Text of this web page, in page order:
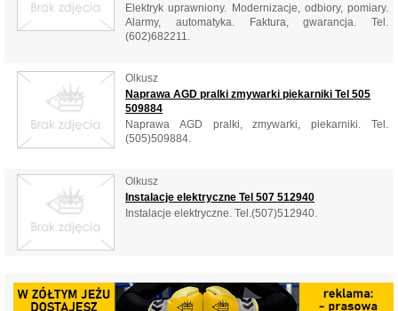
Elektryk uprawniony. Modernizacje, odbiory, pomiary.
Alarmy, automatyka. Faktura, gwarancja. Tel.
(602)682211.
Olkusz
Naprawa AGD pralki zmywarki piekarniki Tel 505
509884
Naprawa AGD pralki, zmywarki, piekarniki. Tel.
(505)509884.
Olkusz
Instalacje elektryczne Tel 507 512940
Instalacje elektryczne. Tel.(507)512940.